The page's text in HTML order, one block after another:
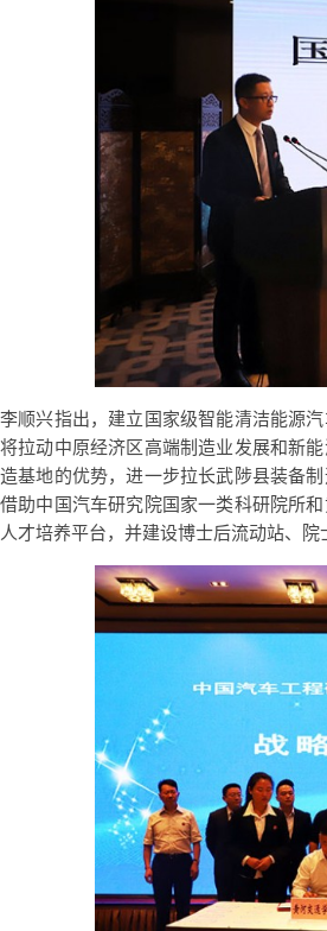
李顺兴指出，建立国家级智能清洁能源
将拉动中原经济区高端制造业发展和新
造基地的优势，进一步拉长武陟县装备
借助中国汽车研究院国家一类科研院所
人才培养平台，并建设博士后流动站、